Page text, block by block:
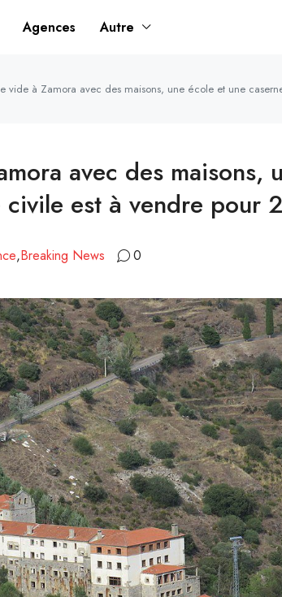
Agences Autre
vide à Zamora avec des maisons, une école et une
avec des maisons,
civile est à vendre pour
,Breaking News 0